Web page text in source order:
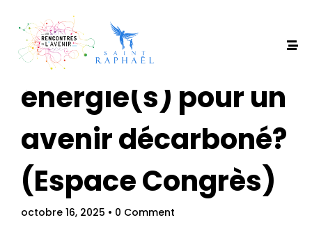
Quelle(s)
énergie(s) pour un
avenir décarboné?
(Espace Congrès)
octobre 16, 2025 • 0 Comment